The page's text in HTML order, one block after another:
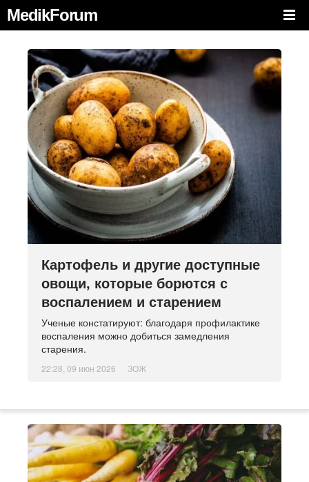
MedikForum
Картофель и другие доступные
овощи, которые борются с
воспалением и старением
Ученые констатируют: благодаря профилактике
воспаления можно добиться замедления
старения.
22:28, 09 июн 2026 ЗОЖ